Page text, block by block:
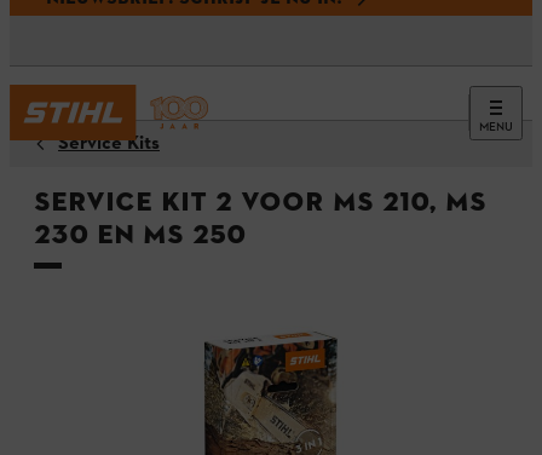
MENU
Service Kits
Service Kit 2 voor MS 210, MS
230 en MS 250